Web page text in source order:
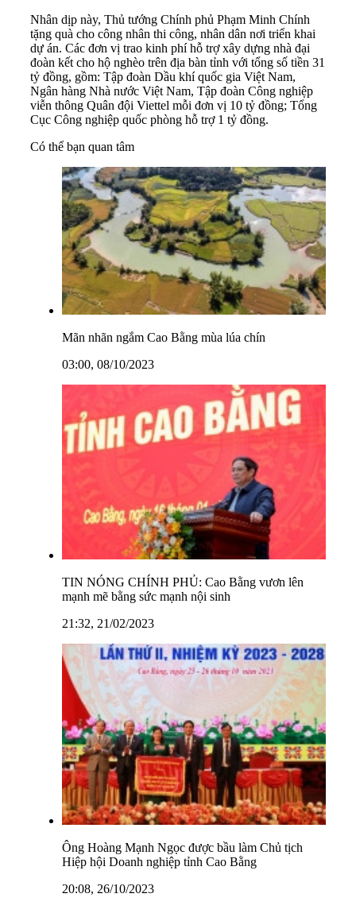
Nhân dịp này, Thủ tướng Chính phủ Phạm Minh Chính
tặng quà cho công nhân thi công, nhân dân nơi triển khai
dự án. Các đơn vị trao kinh phí hỗ trợ xây dựng nhà đại
đoàn kết cho hộ nghèo trên địa bàn tỉnh với tổng số tiền 31
tỷ đồng, gồm: Tập đoàn Dầu khí quốc gia Việt Nam,
Ngân hàng Nhà nước Việt Nam, Tập đoàn Công nghiệp
viễn thông Quân đội Viettel mỗi đơn vị 10 tỷ đồng; Tổng
Cục Công nghiệp quốc phòng hỗ trợ 1 tỷ đồng.
Có thể bạn quan tâm
Mãn nhãn ngắm Cao Bằng mùa lúa chín
03:00, 08/10/2023
TIN NÓNG CHÍNH PHỦ: Cao Bằng vươn lên
mạnh mẽ bằng sức mạnh nội sinh
21:32, 21/02/2023
Ông Hoàng Mạnh Ngọc được bầu làm Chủ tịch
Hiệp hội Doanh nghiệp tỉnh Cao Bằng
20:08, 26/10/2023